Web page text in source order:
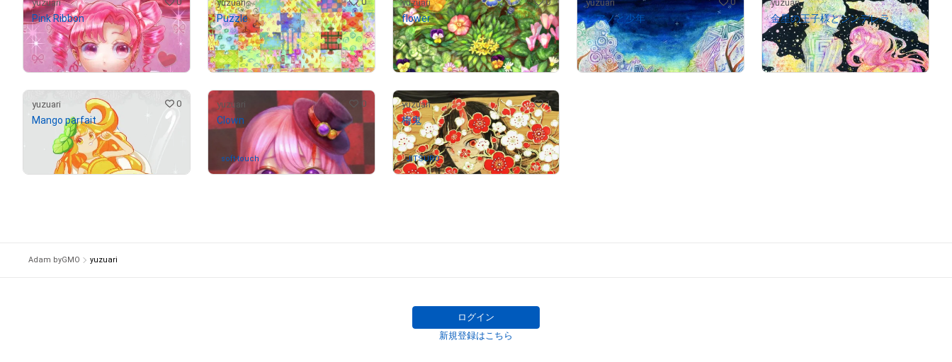
yuzuari
Pink Ribbon
¥5,000
売出し（初回販売）
yuzuari
Puzzle
¥2,000
売出し（初回販売）
yuzuari
flower
¥2,000
売出し（初回販売）
yuzuari
ピアノと少年
¥5,000
売出し（初回販売）
yuzuari
金星の王子様とシンデレラ
¥5,000
売出し（初回販売）
yuzuari 0
Mango parfait
5,000
売出し（初回販売）
yuzuari 0
Clown
soft-touch さんが保有中
yuzuari 1
梅鬼
JITSUROさんが保有中
Adam byGMO yuzuari
ログイン
新規登録はこちら